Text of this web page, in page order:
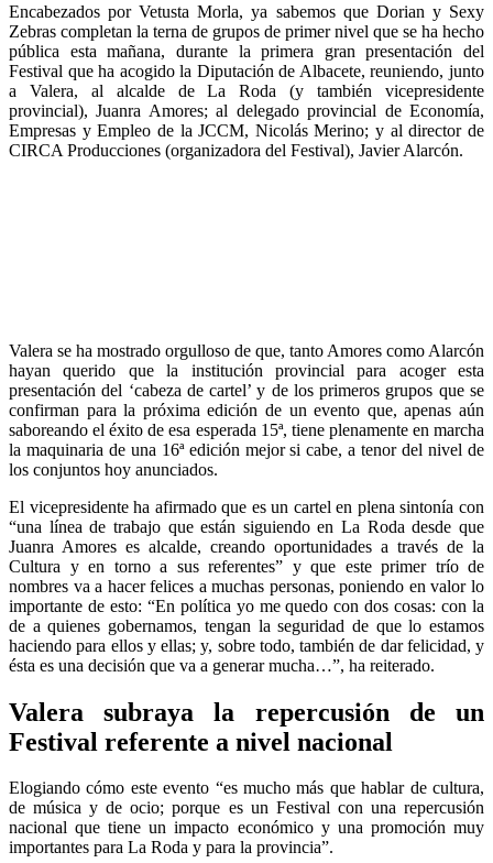
Encabezados por Vetusta Morla,ya sabemos que Dorian y Sexy
Zebras completan la terna de grupos de primer nivel que se ha hecho
pública esta mañana, durante la primera gran presentación del
Festival que ha acogido la Diputación de Albacete,reuniendo, junto
a Valera, al alcalde de La Roda (y también vicepresidente
provincial), Juanra Amores;al delegado provincial de Economía,
Empresas y Empleo de la JCCM, Nicolás Merino; y al director de
CIRCA Producciones (organizadora del Festival), Javier Alarcón.
Valera se ha mostrado orgulloso de que, tanto Amores como Alarcón
hayan querido que la institución provincial para acoger esta
presentación del ‘cabeza de cartel’ y de los primeros grupos que se
confirman para la próxima edición de un evento que, apenas aún
saboreando el éxito de esa esperada 15ª, tieneplenamente en marcha
la maquinaria deuna 16ª edición mejor si cabe, a tenor del nivel de
los conjuntos hoy anunciados.
El vicepresidente ha afirmado que es un cartel en plena sintonía con
“una línea de trabajo que están siguiendo en La Roda desde que
Juanra Amores es alcalde, creando oportunidades a través de la
Cultura y en torno a sus referentes” y que este primer trío de
nombres va a hacer felices a muchas personas, poniendo en valor lo
importante de esto: “En política yo me quedo con dos cosas: con la
de a quienes gobernamos, tengan la seguridad de que lo estamos
haciendo para ellos y ellas; y, sobre todo, también de dar felicidad, y
ésta es una decisión que va a generar mucha…”, ha reiterado.
Valera subraya la repercusión de un
Festival referente a nivel nacional
Elogiando cómo este evento “es mucho más que hablar de cultura,
de música y de ocio; porque es un Festival con una repercusión
nacional que tiene un impacto económico y una promoción muy
importantes para La Roda y para la provincia”.